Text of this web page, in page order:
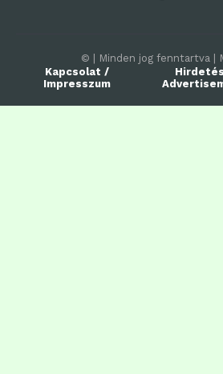
© | Minden jog fenntartva |
Kapcsolat /
Impresszum